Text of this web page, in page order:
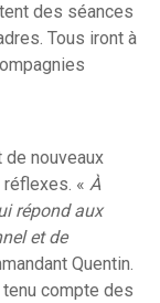
des séances
Tous iront à
nouveaux
« À
répond aux
et de
Quentin.
compte des